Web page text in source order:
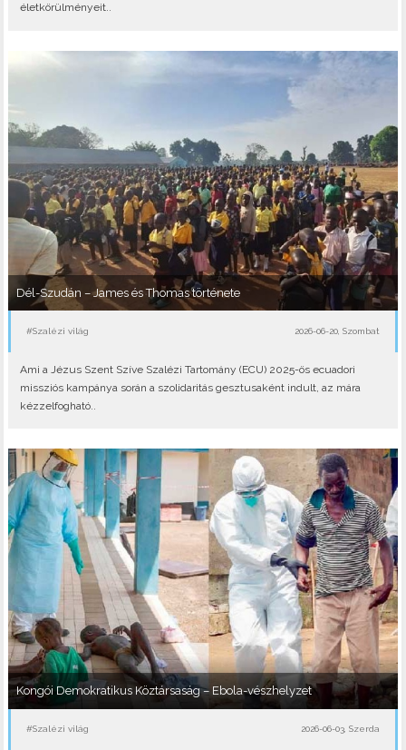
életkörülményeit..
Dél-Szudán – James és Thomas története
#Szalézi világ 2026-06-20, Szombat
Ami a Jézus Szent Szíve Szalézi Tartomány (ECU) 2025-ös ecuadori
missziós kampánya során a szolidaritás gesztusaként indult, az mára
kézzelfogható..
Kongói Demokratikus Köztársaság – Ebola-vészhelyzet
#Szalézi világ 2026-06-03, Szerda